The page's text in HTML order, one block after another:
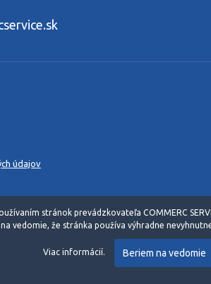
údajov
stránok prevádzkovateľa COMMERC
vedomie, že stránka používa výhradne
Viac informácií. Beriem na vedomie